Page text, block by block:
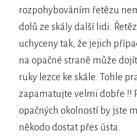
rozpohybováním řetězu
dolů ze skály další lidi.
uchyceny tak, že jejich
na opačné straně může
ruky lezce ke skále. Tohle
zapamatujte velmi dobře !!
opačných okolností by jste
někodo dostat přes ústa.